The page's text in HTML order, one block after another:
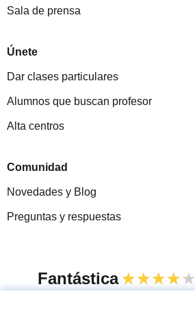
Sala de prensa
Únete
Dar clases particulares
Alumnos que buscan profesor
Alta centros
Comunidad
Novedades y Blog
Preguntas y respuestas
Fantástica ★★★★★